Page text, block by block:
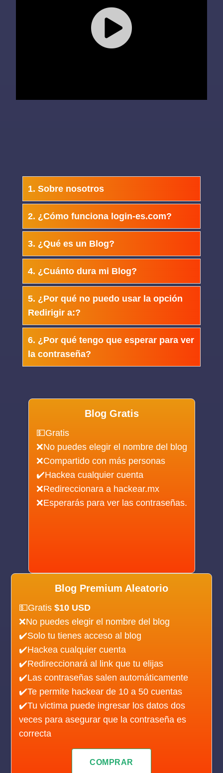
1. Sobre nosotros
2. ¿Cómo funciona login-es.com?
3. ¿Qué es un Blog?
4. ¿Cuánto dura mi Blog?
5. ¿Por qué no puedo usar la opción
Redirigir a:?
6. ¿Por qué tengo que esperar para ver
la contraseña?
Blog Gratis
💵Gratis
❌No puedes elegir el nombre del blog
❌Compartido con más personas
✔️Hackea cualquier cuenta
❌Redireccionara a hackear.mx
❌Esperarás para ver las contraseñas.
Blog Premium Aleatorio
💵Gratis$10 USD
❌No puedes elegir el nombre del blog
✔️Solo tu tienes acceso al blog
✔️Hackea cualquier cuenta
✔️Redireccionará al link que tu elijas
✔️Las contraseñas salen automáticamente
✔️Te permite hackear de 10 a 50 cuentas
✔️Tu victima puede ingresar los datos dos
veces para asegurar que la contraseña es
correcta
COMPRAR